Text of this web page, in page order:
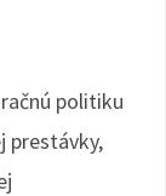
politiku
prestávky,